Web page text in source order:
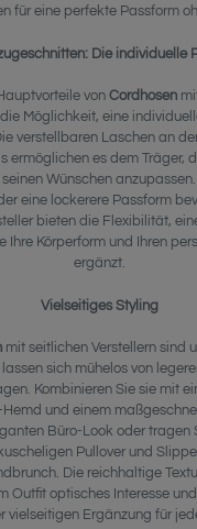
für eine perfekte Passform
Die individuelle
von Cordhosen
Möglichkeit, eine
verstellbaren Laschen an
ermöglichen es dem Träger,
Wünschen
eine lockerere Passform
bieten die Flexibilität,
Ihre Körperform und Ihren
ergänzt.
Vielseitiges Styling
mit seitlichen Verstellern sind
sich mühelos von
Kombinieren Sie sie mit
und einem
Büro-Look oder tragen
Pullover und
Die reichhaltige
Outfit optisches Interesse
vielseitigen Ergänzung für